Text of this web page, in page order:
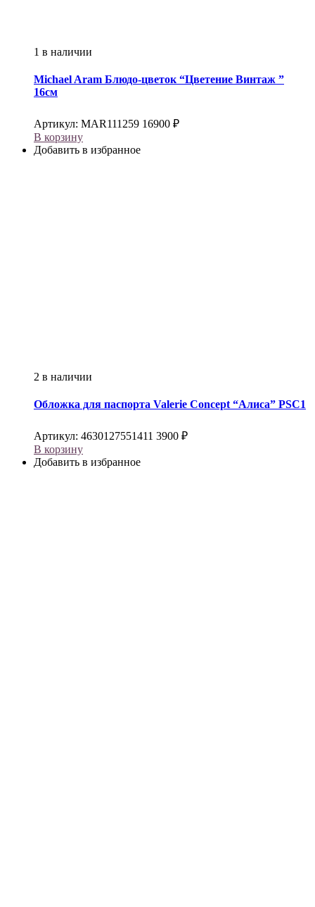
1 в наличии
Michael Aram Блюдо-цветок “Цветение Винтаж ”
16см
Артикул: MAR111259 16900 ₽
В корзину
Добавить в избранное
2 в наличии
Обложка для паспорта Valerie Concept “Алиса” PSC1
Артикул: 4630127551411 3900 ₽
В корзину
Добавить в избранное